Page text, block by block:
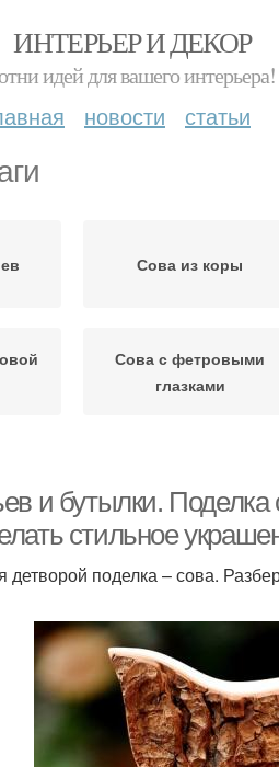
ИНТЕРЬЕР И ДЕКОР
идей для вашего интерьера!
новости статьи
Сова из коры
Сова с фетровыми
глазками
Сова из пластиковых
и бутылки.
стильное
поделка – сова.